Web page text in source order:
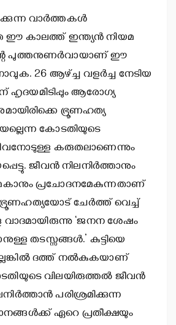
വാര്‍ത്തകള്‍
ഈ കാലത്ത് ഇന്ത്യന്‍ നിയമ
പുത്തനുണര്‍വായാണ് ഈ
26 ആഴ്ച്ച വളര്‍ച്ച നേടിയ
ഹൃദയമിടിപ്പും ആരോഗ്യ
ഭ്രൂണഹത്യ
കോടതിയുടെ
കരുതലാണെന്നും
ജീവന്‍ നിലനിര്‍ത്താനും
പ്രചോദനമേകുന്നതാണ്
ചേര്‍ത്ത് വെച്ച്
‘ജനന ശേഷം
തടസ്സങ്ങള്‍.’ കുട്ടിയെ
ദത്ത് നല്‍കുകയാണ്
വിലയിരുത്തല്‍ ജീവന്‍
പരിശ്രമിക്കുന്ന
ഏറെ പ്രതീക്ഷയും